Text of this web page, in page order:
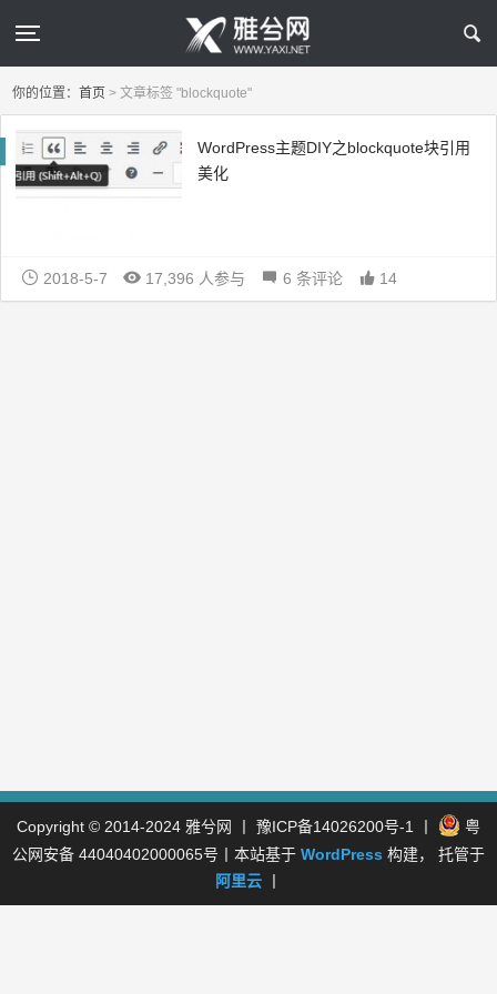
你的位置：首页 > 文章标签 "blockquote"
WordPress主题DIY之blockquote块引用
美化
2018-5-7 17,396 人参与 6 条评论 14
Copyright © 2014-2024 雅兮网 豫ICP备14026200号-1
粤
公网安备 44040402000065号 丨本站基于 WordPress 构建， 托管于
阿里云